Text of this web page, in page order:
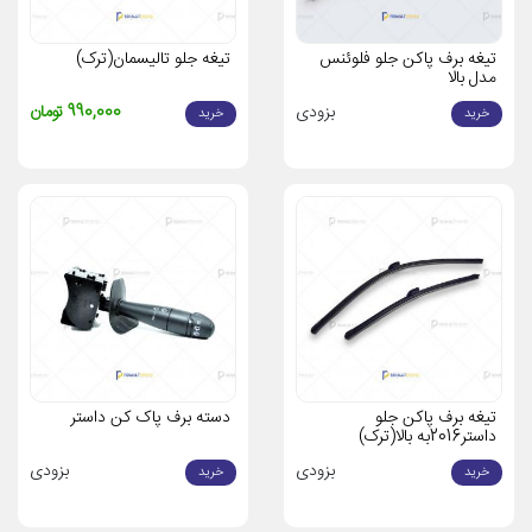
ارسال سریع به سراسر ایران
: قطعات در تهران با پیک موتوری و در
شهرستان‌ها با تیپاکس یا باربری ارسال می‌شوند.
ضمانت اصالت کالا
هولوگرام رنو عرضه می‌شوند.
تنوع محصولات
: علاوه بر قطعات برف پاک کن، سایر لوازم یدکی
مانند تسمه تایم، کلاچ و واشر نیز در رنوپخش موجود است.
نکات مهم هنگام خرید قطعات برف پاک کن رنو
تطبیق با مدل خودرو
کپچر یا داستر) را بررسی کنید تا قطعه مناسب انتخاب شود.
علائم خرابی قطعات برف پاک کن
: خط و خش روی شیشه، پاک
نشدن کامل، صدای غیرعادی، توقف ناگهانی تیغه‌ها یا عدم پاشش
مایع نشانه‌های خرابی هستند.
تیغه برف پاکن جلو فلوئنس
مدل بالا
خرید بزودی
تیغه جلو تالیسمان(ترک)
خرید 990,000 تومان
تیغه برف پاکن جلو
داستر2016به بالا(ترک)
خرید بزودی
دسته برف پاک کن داستر
خرید بزودی